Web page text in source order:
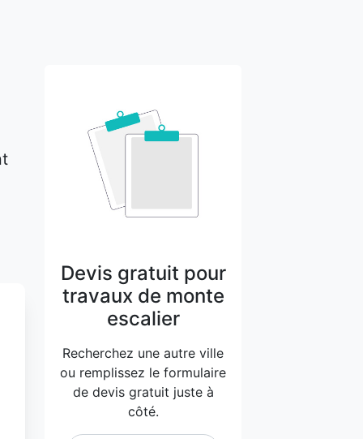
Devis gratuit pour
travaux de monte
escalier
Recherchez une autre ville
ou remplissez le formulaire
de devis gratuit juste à
côté.